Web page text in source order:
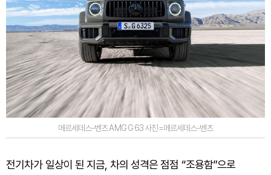
메르세데스-벤츠 AMG G 63 사진=메르세데스-벤츠
전기차가 일상이 된 지금, 차의 성격은 점점 “조용함”으로